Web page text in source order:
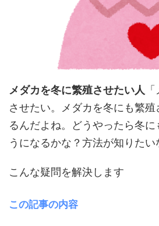
メダカを冬に繁殖させたい人
させたい。メダカを冬にも繁
るんだよね。どうやったら冬に
うになるかな？方法が知りたい
こんな疑問を解決します
この記事の内容